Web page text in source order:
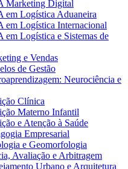
Marketing Digital
em Logística Aduaneira
em Logística Internacional
Logística e Sistemas de
e Vendas
de Gestão
Neurociência e
Clínica
Materno Infantil
e Atenção à Saúde
Empresarial
e Geomorfologia
Avaliação e Arbitragem
Urbano e Arquitetura